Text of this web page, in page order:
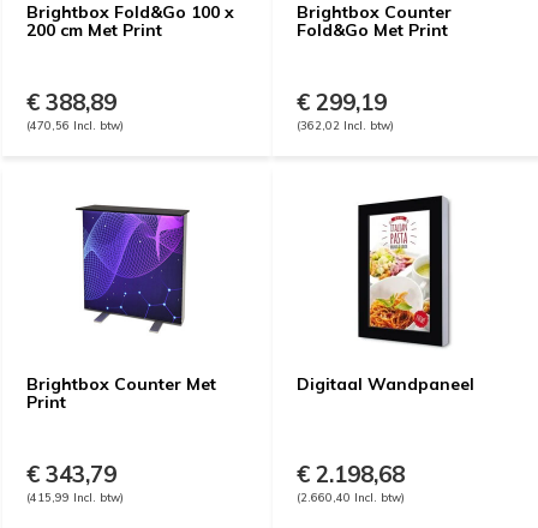
Brightbox Fold&Go 100 x
200 cm Met Print
€ 388,89
(470,56 Incl. btw)
Brightbox Counter
Fold&Go Met Print
€ 299,19
(362,02 Incl. btw)
Brightbox Counter Met
Print
€ 343,79
(415,99 Incl. btw)
Digitaal Wandpaneel
€ 2.198,68
(2.660,40 Incl. btw)